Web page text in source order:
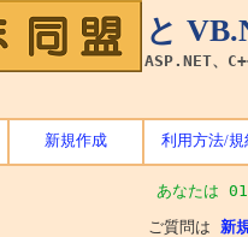
C# と
ASP.NET、
新規作成 利用方法/規
あなたは
ご質問は 新